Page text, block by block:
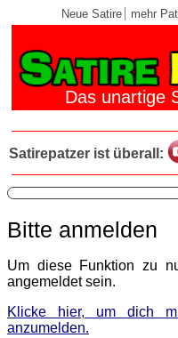
Neue Satire mehr
Das unartige
Satirepatzer ist überall:
Bitte anmelden
Um diese Funktion zu
angemeldet sein.
Klicke hier, um dich
anzumelden.